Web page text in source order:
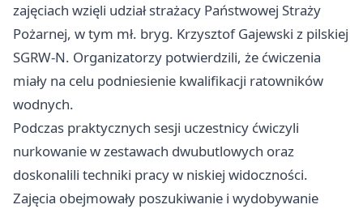
zajęciach wzięli udział strażacy Państwowej Straży
Pożarnej, w tym mł. bryg. Krzysztof Gajewski z pilskiej
SGRW-N. Organizatorzy potwierdzili, że ćwiczenia
miały na celu podniesienie kwalifikacji ratowników
wodnych.
Podczas praktycznych sesji uczestnicy ćwiczyli
nurkowanie w zestawach dwubutlowych oraz
doskonalili techniki pracy w niskiej widoczności.
Zajęcia obejmowały poszukiwanie i wydobywanie